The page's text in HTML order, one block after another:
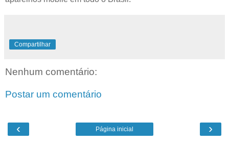
Compartilhar
Nenhum comentário:
Postar um comentário
‹ ›
Página inicial